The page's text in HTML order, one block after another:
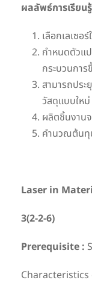
ผลลัพธ์การเรียน
เลือกเลเซอ
กำหนดตัวแ
กระบวนกา
สามารถประ
วัสดุแบบให
ผลิตชิ้นงาน
คำนวณต้นทุ
Laser in
3(2-2-6)
Prerequisite :